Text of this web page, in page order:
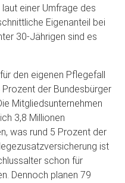
einer Umfrage des
Eigenanteil bei
30-Jährigen sind es
den eigenen Pflegefall
der Bundesbürger
Mitgliedsunternehmen
3,8 Millionen
was rund 5 Prozent der
ist
schon für
Dennoch planen 79